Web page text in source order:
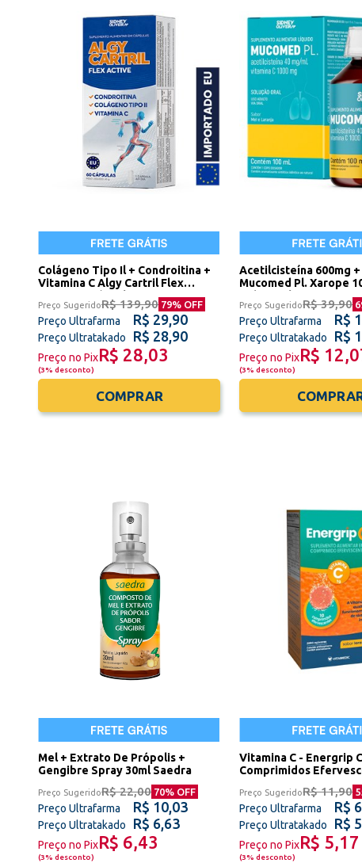
Colágeno Tipo Il + Condroitina +
Vitamina C Algy Cartril Flex
Active 60 Cápsulas União
Europeia Sidney Oliveira -
Validade Dezembro/2026
Preço SugeridoR$ 139,90 79% OFF
Preço Ultrafarma R$ 29,90
Preço Ultratakado R$ 28,90
Preço no PixR$ 28,03
(3% desconto)
COMPRAR
Acetilcisteína 600mg +
Mucomed Pl. Xarope
Preço SugeridoR$ 39,90
Preço Ultrafarma R$
Preço Ultratakado R$
Preço no PixR$
(3% desconto)
Mel + Extrato De Própolis +
Gengibre Spray 30ml Saedra
Preço SugeridoR$ 22,00 70% OFF
Preço Ultrafarma R$ 10,03
Preço Ultratakado R$ 6,63
Preço no PixR$ 6,43
(3% desconto)
Vitamina C - Energrip
Comprimidos
Preço SugeridoR$ 11,90
Preço Ultrafarma R$
Preço Ultratakado R$
Preço no PixR$ 5,17
(3% desconto)